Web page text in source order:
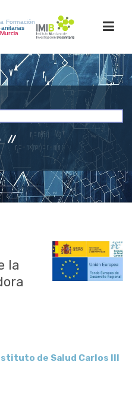
la
de Salud Carlos III